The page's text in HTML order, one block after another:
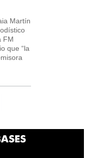
Martín
FM
que “la